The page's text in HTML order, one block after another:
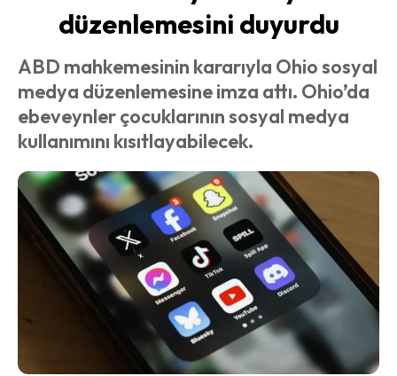
düzenlemesini duyurdu
ABD mahkemesinin kararıyla Ohio sosyal
medya düzenlemesine imza attı. Ohio’da
ebeveynler çocuklarının sosyal medya
kullanımını kısıtlayabilecek.